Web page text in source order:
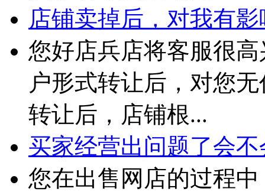
店铺卖掉后，对我有
您好店兵店将客服很
户形式转让后，对您
转让后，店铺根...
买家经营出问题了会
您在出售网店的过程